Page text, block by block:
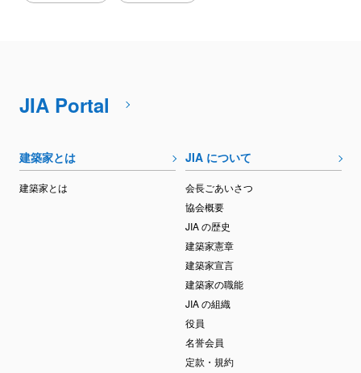
JIA Portal
建築家とは
建築家とは
JIA について
会長ごあいさつ
協会概要
JIA の歴史
建築家憲章
建築家宣言
建築家の職能
JIA の組織
役員
名誉会員
定款・規約